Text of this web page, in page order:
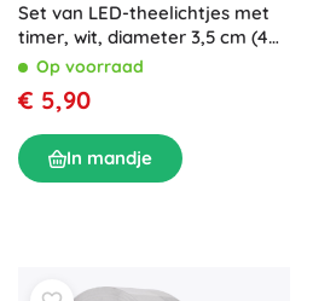
Set van LED-theelichtjes met
timer, wit, diameter 3,5 cm (4
stuks)
Op voorraad
€ 5,90
In mandje